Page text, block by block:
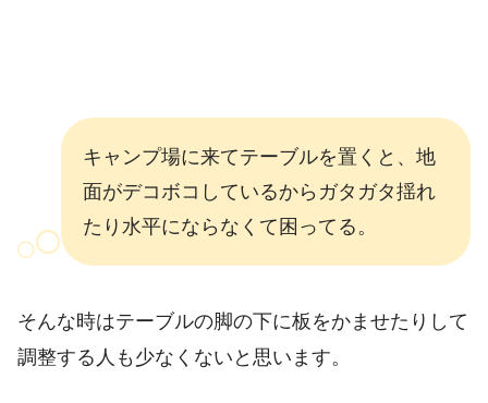
キャンプ場に来てテーブルを置くと、地
面がデコボコしているからガタガタ揺れ
たり水平にならなくて困ってる。
そんな時はテーブルの脚の下に板をかませたりして
調整する人も少なくないと思います。